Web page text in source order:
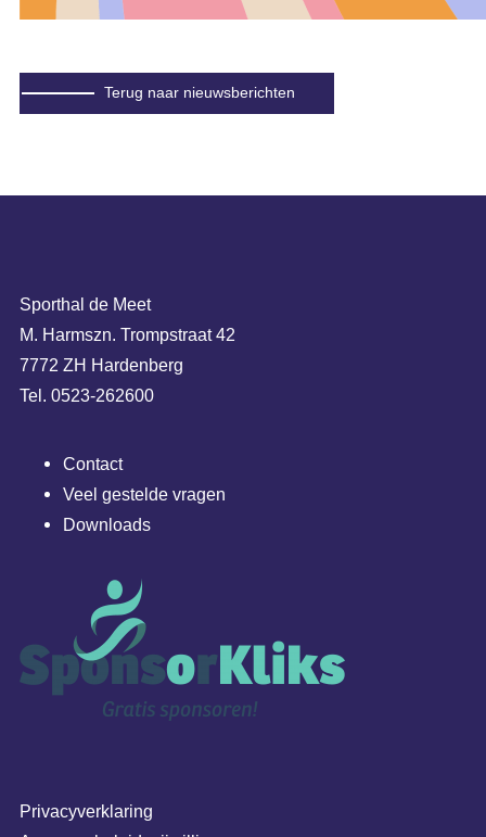
Terug naar nieuwsberichten
Sporthal de Meet
M. Harmszn. Trompstraat 42
7772 ZH Hardenberg
Tel. 0523-262600
Contact
Veel gestelde vragen
Downloads
Privacyverklaring